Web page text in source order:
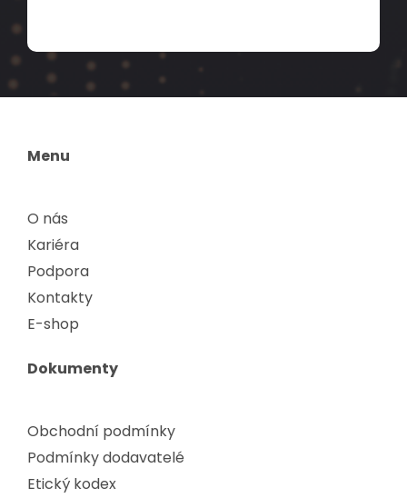
Menu
O nás
Kariéra
Podpora
Kontakty
E-shop
Dokumenty
Obchodní podmínky
Podmínky dodavatelé
Etický kodex